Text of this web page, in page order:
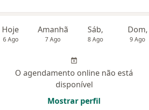
Hoje
6 Ago
Amanhã
7 Ago
Sáb,
8 Ago
Dom,
9 Ago
O agendamento online não está
disponível
Mostrar perfil